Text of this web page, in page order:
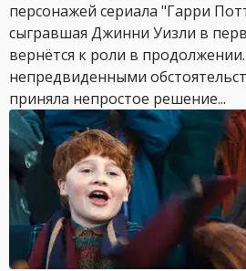
персонажей сериала "Гарри
сыгравшая Джинни Уизли в
вернётся к роли в продолжении.
непредвиденными
приняла непростое решение...